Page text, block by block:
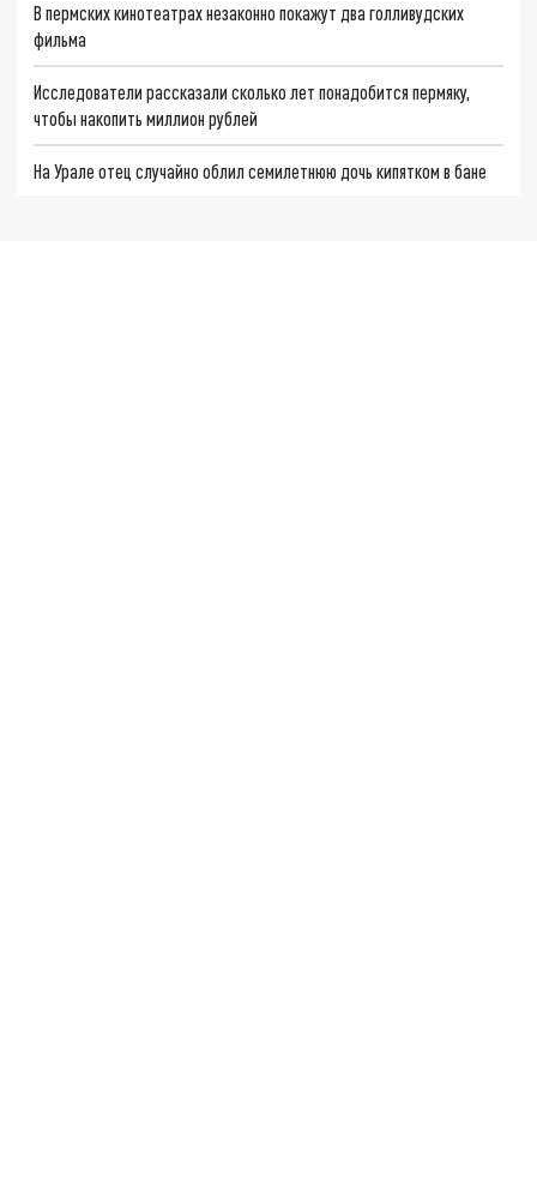
В пермских кинотеатрах незаконно покажут два голливудских
фильма
Исследователи рассказали сколько лет понадобится пермяку,
чтобы накопить миллион рублей
На Урале отец случайно облил семилетнюю дочь кипятком в бане